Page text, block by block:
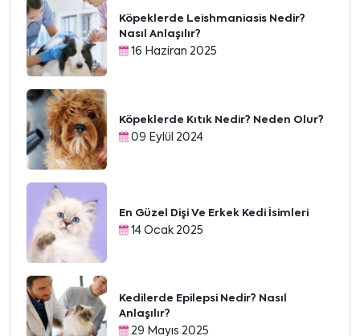
Köpeklerde Leishmaniasis Nedir?
Nasıl Anlaşılır?
16 Haziran 2025
Köpeklerde Kıtık Nedir? Neden Olur?
09 Eylül 2024
En Güzel Dişi Ve Erkek Kedi İsimleri
14 Ocak 2025
Kedilerde Epilepsi Nedir? Nasıl
Anlaşılır?
29 Mayıs 2025